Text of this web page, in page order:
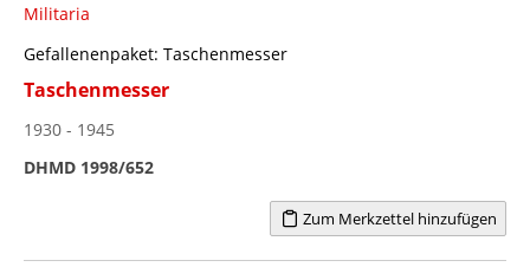
Militaria
Gefallenenpaket: Taschenmesser
Taschenmesser
1930 - 1945
DHMD 1998/652
Zum Merkzettel hinzufügen